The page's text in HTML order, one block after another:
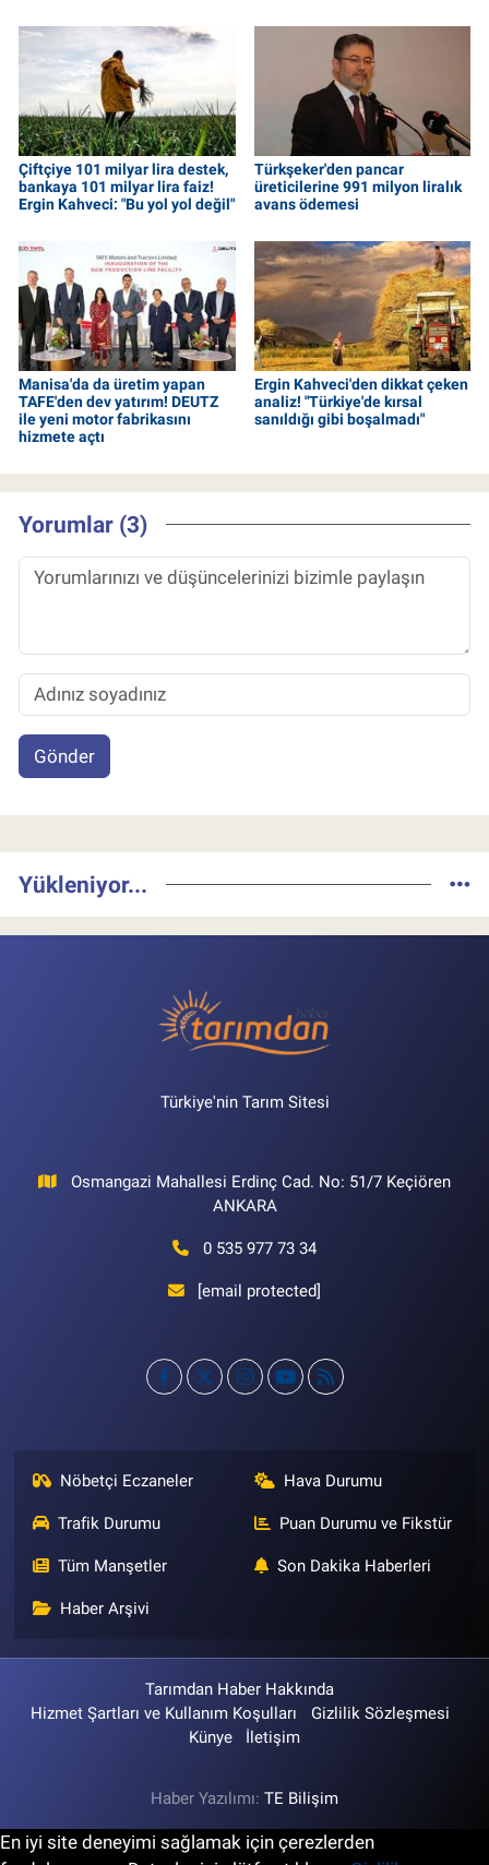
Çiftçiye 101 milyar lira destek,
bankaya 101 milyar lira faiz!
Ergin Kahveci: "Bu yol yol değil"
Türkşeker'den pancar
üreticilerine 991 milyon liralık
avans ödemesi
Manisa'da da üretim yapan
TAFE'den dev yatırım! DEUTZ
ile yeni motor fabrikasını
hizmete açtı
Ergin Kahveci'den dikkat çeken
analiz! "Türkiye'de kırsal
sanıldığı gibi boşalmadı"
Yorumlar (3)
Gönder
Yükleniyor...
Türkiye'nin Tarım Sitesi
Osmangazi Mahallesi Erdinç Cad. No: 51/7 Keçiören
ANKARA
0 535 977 73 34
[email protected]
Nöbetçi Eczaneler Hava Durumu
Trafik Durumu Puan Durumu ve Fikstür
Tüm Manşetler Son Dakika Haberleri
Haber Arşivi
Tarımdan Haber Hakkında
Hizmet Şartları ve Kullanım Koşulları
Gizlilik Sözleşmesi
Künye
İletişim
Haber Yazılımı: TE Bilişim
En iyi site deneyimi sağlamak için çerezlerden